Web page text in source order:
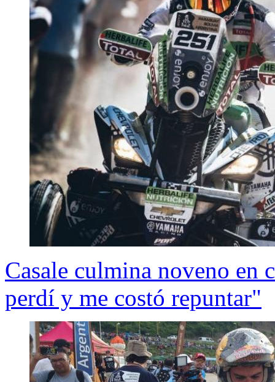
Casale culmina noveno en
perdí y me costó repuntar"